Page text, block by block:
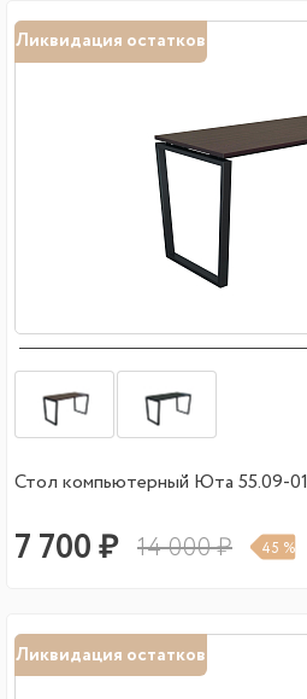
Ликвидация остатков
Стол компьютерный Юта 55.09-01
7 700 ₽ 14 000 ₽ 45 %
Ликвидация остатков